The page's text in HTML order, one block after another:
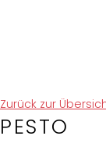
Zurück zur
PESTO